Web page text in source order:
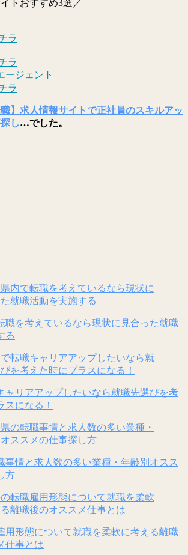
トおすすめ3選／
ラ
ラ
ージェント
ラ
職】求人情報サイトで正社員のスキルアッ
し…でした。
職を考えているなら現状に見合った就職
る
ャリアアップしたいなら就職先選びを考
スになる！
事情と求人数の多い業種・年齢別オスス
方
用形態について就職を柔軟に考える離職
仕事とは